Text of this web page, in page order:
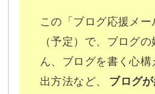
この「ブログ応援メー
（予定）で、ブログ
ん、ブログを書く心
出方法など、
ブログ